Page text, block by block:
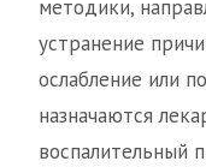
методики,
устранение
ослабление или
назначаются
воспалительный